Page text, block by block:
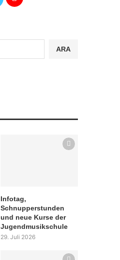
ARA
Infotag,
Schnupperstunden
und neue Kurse der
Jugendmusikschule
29. Juli 2026